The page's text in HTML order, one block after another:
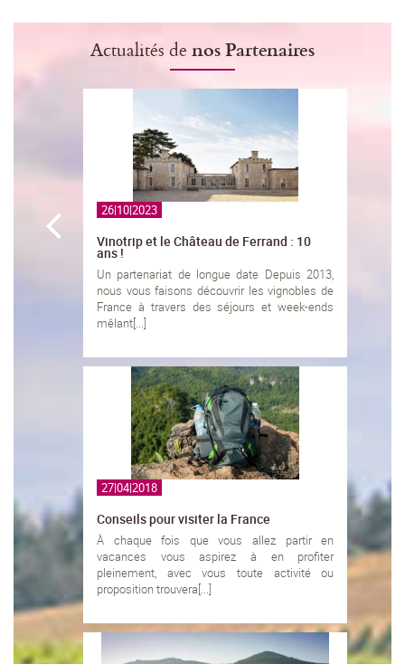
Actualités de nos Partenaires
26|10|2023
Vinotrip et le Château de Ferrand : 10
ans !
Un partenariat de longue date Depuis 2013,
nous vous faisons découvrir les vignobles de
France à travers des séjours et week-ends
mêlant[...]
27|04|2018
Conseils pour visiter la France
À chaque fois que vous allez partir en
vacances vous aspirez à en profiter
pleinement, avec vous toute activité ou
proposition trouvera[...]